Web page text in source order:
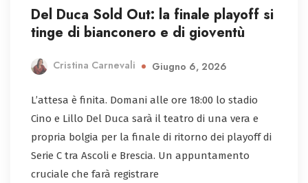
Del Duca Sold Out: la finale playoff si
tinge di bianconero e di gioventù
Cristina Carnevali Giugno 6, 2026
L’attesa è finita. Domani alle ore 18:00 lo stadio
Cino e Lillo Del Duca sarà il teatro di una vera e
propria bolgia per la finale di ritorno dei playoff di
Serie C tra Ascoli e Brescia. Un appuntamento
cruciale che farà registrare